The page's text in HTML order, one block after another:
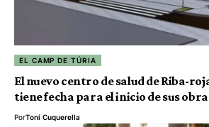
EL CAMP DE TÚRIA
El nuevo centro de salud de Riba-
tiene fecha para el inicio de sus
PorToni Cuquerella